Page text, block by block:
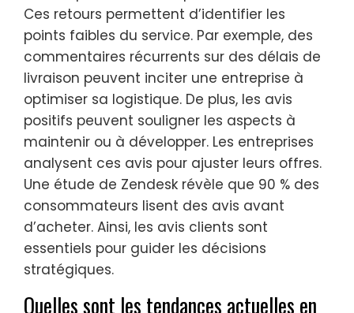
Ces retours permettent d’identifier les
points faibles du service. Par exemple, des
commentaires récurrents sur des délais de
livraison peuvent inciter une entreprise à
optimiser sa logistique. De plus, les avis
positifs peuvent souligner les aspects à
maintenir ou à développer. Les entreprises
analysent ces avis pour ajuster leurs offres.
Une étude de Zendesk révèle que 90 % des
consommateurs lisent des avis avant
d’acheter. Ainsi, les avis clients sont
essentiels pour guider les décisions
stratégiques.
Quelles sont les tendances actuelles en